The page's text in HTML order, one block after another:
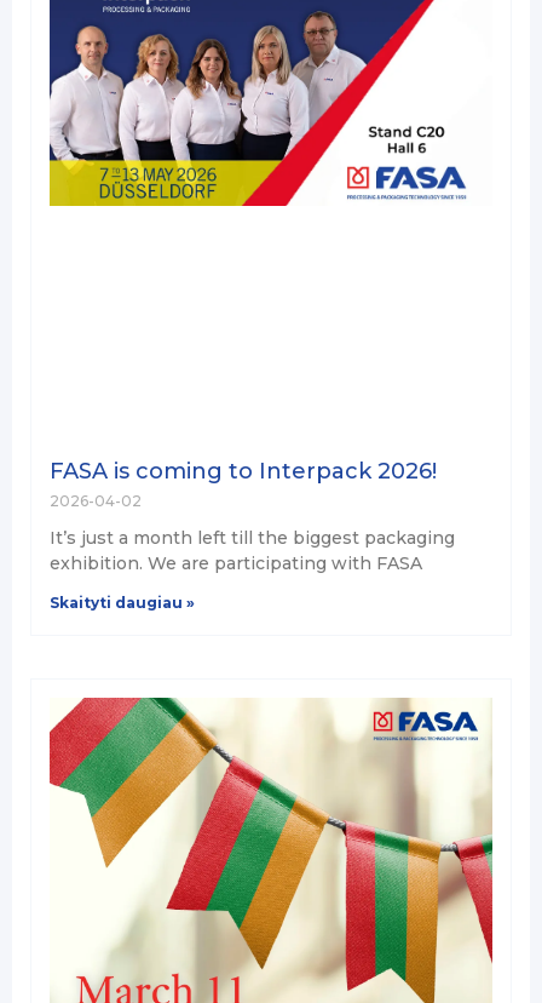
FASA is coming to Interpack 2026!
2026-04-02
It’s just a month left till the biggest packaging
exhibition. We are participating with FASA
Skaityti daugiau »